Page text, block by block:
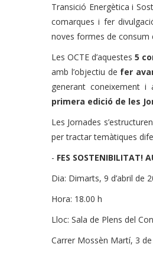
Transició Energètica i
comarques i fer
noves formes de consum
Les OCTE d’aquestes5
amb l’objectiu de fer
generant coneixement i
primera edició de les
Les Jornades
per tractar temàtiques
- FES SOSTENIBILITAT!
Dia: Dimarts, 9 d’abril de
Hora: 18.00 h
Lloc: Sala de Plens del
Carrer Mossèn Martí, 3 de